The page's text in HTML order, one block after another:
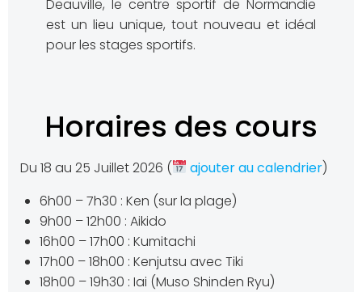
Deauville, le centre sportif de Normandie
est un lieu unique, tout nouveau et idéal
pour les stages sportifs.
Horaires des cours
Du 18 au 25 Juillet 2026 ( ajouter au calendrier)
6h00 – 7h30 : Ken (sur la plage)
9h00 – 12h00 : Aikido
16h00 – 17h00 : Kumitachi
17h00 – 18h00 : Kenjutsu avec Tiki
18h00 – 19h30 : Iai (Muso Shinden Ryu)